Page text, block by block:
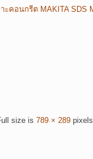
size is 789 × 289pixels